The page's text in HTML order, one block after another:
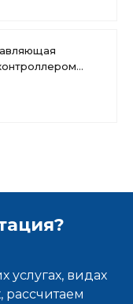
видах
рассчитаем